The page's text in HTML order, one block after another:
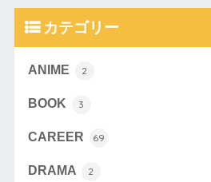
カテゴリー
ANIME 2
BOOK 3
CAREER 69
DRAMA 2